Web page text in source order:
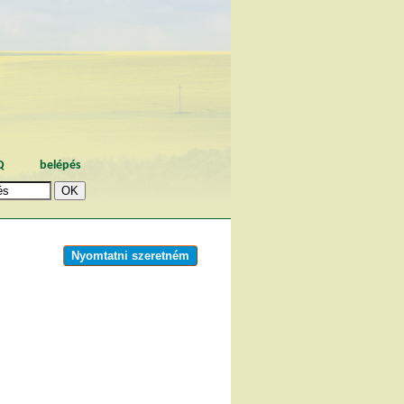
belépés
Nyomtatni szeretném